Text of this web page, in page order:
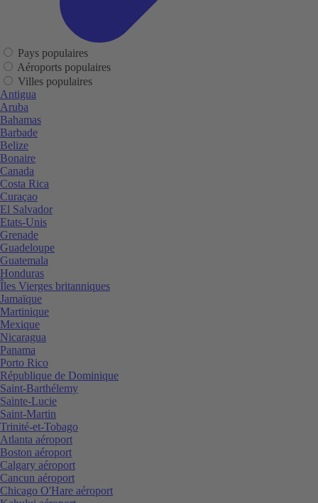
Pays populaires
Aéroports populaires
Villes populaires
Antigua
Aruba
Bahamas
Barbade
Belize
Bonaire
Canada
Costa Rica
Curaçao
El Salvador
Etats-Unis
Grenade
Guadeloupe
Guatemala
Honduras
Îles Vierges britanniques
Jamaïque
Martinique
Mexique
Nicaragua
Panama
Porto Rico
République de Dominique
Saint-Barthélemy
Sainte-Lucie
Saint-Martin
Trinité-et-Tobago
Atlanta aéroport
Boston aéroport
Calgary aéroport
Cancun aéroport
Chicago O'Hare aéroport